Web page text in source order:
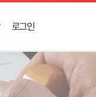
로그인